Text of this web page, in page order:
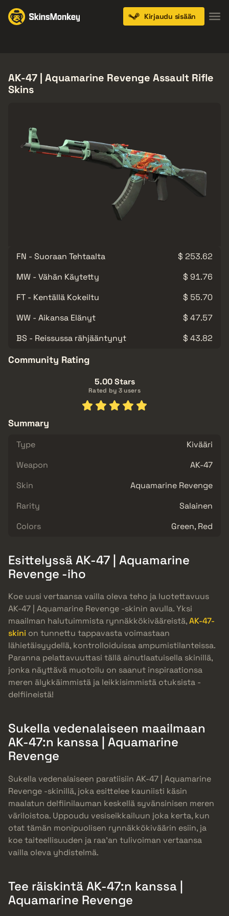
Kirjaudu sisään
AK-47 | Aquamarine Revenge Assault Rifle
Skins
FN - Suoraan Tehtaalta
$ 253.62
MW - Vähän Käytetty
$ 91.76
FT - Kentällä Kokeiltu
$ 55.70
WW - Aikansa Elänyt
$ 47.57
BS - Reissussa rähjääntynyt
$ 43.82
Community Rating
5.00 Stars
Rated by 3 users
Summary
Type
Kivääri
Weapon
AK-47
Skin
Aquamarine Revenge
Rarity
Salainen
Colors
Green, Red
Esittelyssä AK-47 | Aquamarine
Revenge -iho
Koe uusi vertaansa vailla oleva teho ja luotettavuus
AK-47 | Aquamarine Revenge -skinin avulla. Yksi
maailman halutuimmista rynnäkkökivääreistä,AK-47-
skini on tunnettu tappavasta voimastaan
lähietäisyydellä, kontrolloiduissa ampumistilanteissa.
Paranna pelattavuuttasi tällä ainutlaatuisella skinillä,
jonka näyttävä muotoilu on saanut inspiraationsa
meren älykkäimmistä ja leikkisimmistä otuksista -
delfiineistä!
Sukella vedenalaiseen maailmaan
AK-47:n kanssa | Aquamarine
Revenge
Sukella vedenalaiseen paratiisiin AK-47 | Aquamarine
Revenge -skinillä, joka esittelee kauniisti käsin
maalatun delfiinilauman keskellä syvänsinisen meren
väriloistoa. Uppoudu vesiseikkailuun joka kerta, kun
otat tämän monipuolisen rynnäkkökiväärin esiin, ja
koe taiteellisuuden ja raa’an tulivoiman vertaansa
vailla oleva yhdistelmä.
Tee räiskintä AK-47:n kanssa |
Aquamarine Revenge